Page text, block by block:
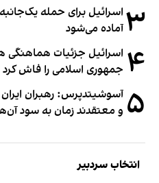
۳ اسرائیل برای حمله
آماده می‌شود
۴ اسرائیل جزئیات هماهنگی
جمهوری اسلامی را فاش کرد
۵ آسوشیتدپرس: رهبران
و معتقدند زمان به سود
انتخاب سردبیر